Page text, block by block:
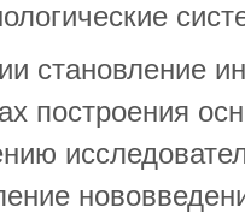
становление
построения